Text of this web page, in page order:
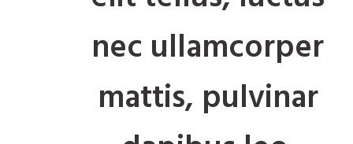
nec ullamcorper
mattis, pulvinar